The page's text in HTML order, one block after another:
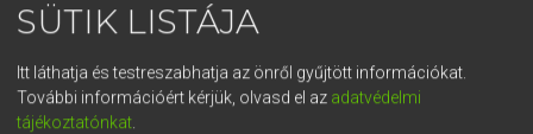
search
KERESÉS
SÜTIK LISTÁJA
Itt láthatja és testreszabhatja az önről gyűjtött információkat.
További információért kérjük, olvasd el az adatvédelmi
tájékoztatónkat.
GR
5 6 7 8 9 ö ü ó